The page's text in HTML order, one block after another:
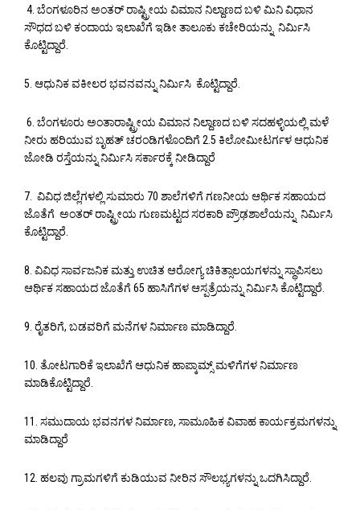
4. ಬೆಂಗಳೂರಿನ ಅಂತರ್ ರಾಷ್ಟ್ರೀಯ ವಿಮಾನ ನಿಲ್ದಾಣದ ಬಳಿ ಮಿನಿ ವಿಧಾನ
ಸೌಧದ ಬಳಿ ಕಂದಾಯ ಇಲಾಖೆಗೆ ಇಡೀ ತಾಲೂಕು ಕಚೇರಿಯನ್ನು ನಿರ್ಮಿಸಿ
ಕೊಟ್ಟಿದ್ದಾರೆ.
5. ಆಧುನಿಕ ವಕೀಲರ ಭವನವನ್ನು ನಿರ್ಮಿಸಿ ಕೊಟ್ಟಿದ್ದಾರೆ.
6. ಬೆಂಗಳೂರು ಅಂತಾರಾಷ್ಟ್ರೀಯ ವಿಮಾನ ನಿಲ್ದಾಣದ ಬಳಿ ಸದಹಳ್ಳಿಯಲ್ಲಿ ಮಳೆ
ನೀರು ಹರಿಯುವ ಬೃಹತ್ ಚರಂಡಿಗಳೊಂದಿಗೆ 2.5 ಕಿಲೋಮೀಟರ್ಗಳ ಆಧುನಿಕ
ಜೋಡಿ ರಸ್ತೆಯನ್ನು ನಿರ್ಮಿಸಿ ಸರ್ಕಾರಕ್ಕೆ ನೀಡಿದ್ದಾರೆ
7. ವಿವಿಧ ಜಿಲ್ಲೆಗಳಲ್ಲಿ ಸುಮಾರು 70 ಶಾಲೆಗಳಿಗೆ ಗಣನೀಯ ಆರ್ಥಿಕ ಸಹಾಯದ
ಜೊತೆಗೆ ಅಂತರ್ ರಾಷ್ಟ್ರೀಯ ಗುಣಮಟ್ಟದ ಸರಕಾರಿ ಪ್ರೌಢಶಾಲೆಯನ್ನು ನಿರ್ಮಿಸಿ
ಕೊಟ್ಟಿದ್ದಾರೆ.
8. ವಿವಿಧ ಸಾರ್ವಜನಿಕ ಮತ್ತು ಉಚಿತ ಆರೋಗ್ಯ ಚಿಕಿತ್ಸಾಲಯಗಳನ್ನು ಸ್ಥಾಪಿಸಲು
ಆರ್ಥಿಕ ಸಹಾಯದ ಜೊತೆಗೆ 65 ಹಾಸಿಗೆಗಳ ಆಸ್ಪತ್ರೆಯನ್ನು ನಿರ್ಮಿಸಿ ಕೊಟ್ಟಿದ್ದಾರೆ.
9. ರೈತರಿಗೆ, ಬಡವರಿಗೆ ಮನೆಗಳ ನಿರ್ಮಾಣ ಮಾಡಿದ್ದಾರೆ.
10. ತೋಟಗಾರಿಕೆ ಇಲಾಖೆಗೆ ಆಧುನಿಕ ಹಾಪ್ಕಾಮ್ಸ್ ಮಳಿಗೆಗಳ ನಿರ್ಮಾಣ
ಮಾಡಿಕೊಟ್ಟಿದ್ದಾರೆ.
11. ಸಮುದಾಯ ಭವನಗಳ ನಿರ್ಮಾಣ, ಸಾಮೂಹಿಕ ವಿವಾಹ ಕಾರ್ಯಕ್ರಮಗಳನ್ನು
ಮಾಡಿದ್ದಾರೆ
12. ಹಲವು ಗ್ರಾಮಗಳಿಗೆ ಕುಡಿಯುವ ನೀರಿನ ಸೌಲಭ್ಯಗಳನ್ನು ಒದಗಿಸಿದ್ದಾರೆ.